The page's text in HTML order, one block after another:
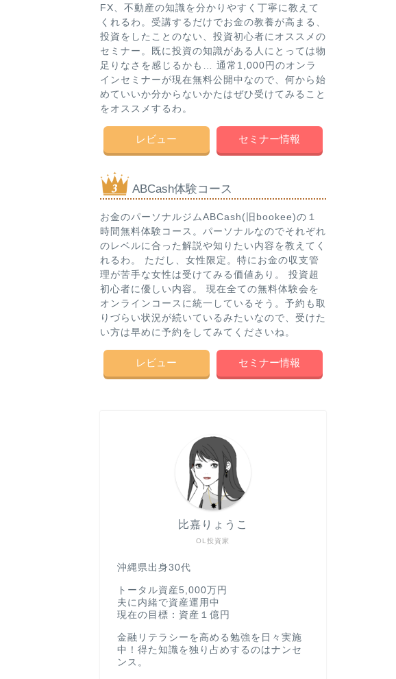
FX、不動産の知識を分かりやすく丁寧に教えて
くれるわ。受講するだけでお金の教養が高まる、
投資をしたことのない、投資初心者にオススメの
セミナー。既に投資の知識がある人にとっては物
足りなさを感じるかも… 通常1,000円のオンラ
インセミナーが現在無料公開中なので、何から始
めていいか分からないかたはぜひ受けてみること
をオススメするわ。
レビュー セミナー情報
ABCash体験コース
お金のパーソナルジムABCash(旧bookee)の１
時間無料体験コース。パーソナルなのでそれぞれ
のレベルに合った解説や知りたい内容を教えてく
れるわ。 ただし、女性限定。特にお金の収支管
理が苦手な女性は受けてみる価値あり。 投資超
初心者に優しい内容。 現在全ての無料体験会を
オンラインコースに統一しているそう。予約も取
りづらい状況が続いているみたいなので、受けた
い方は早めに予約をしてみてくださいね。
レビュー セミナー情報
OL投資家
比嘉りょうこ
沖縄県出身30代
トータル資産5,000万円
夫に内緒で資産運用中
現在の目標：資産１億円
金融リテラシーを高める勉強を日々実施
中！得た知識を独り占めするのはナンセ
ンス。